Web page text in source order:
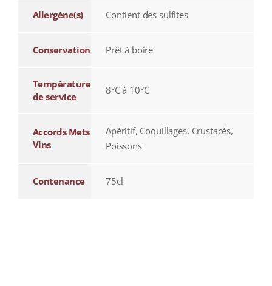
Allergène(s) Contient des sulfites
Conservation Prêt à boire
Température
de service
8°C à 10°C
Accords Mets
Vins
Apéritif, Coquillages, Crustacés,
Poissons
Contenance 75cl